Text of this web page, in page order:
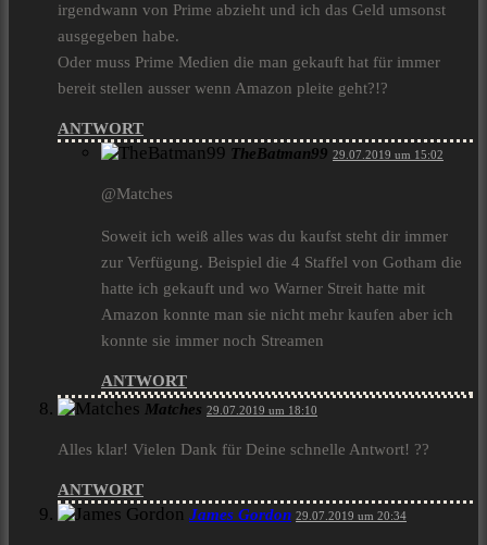
irgendwann von Prime abzieht und ich das Geld umsonst
ausgegeben habe.
Oder muss Prime Medien die man gekauft hat für immer
bereit stellen ausser wenn Amazon pleite geht?!?
ANTWORT
TheBatman99 29.07.2019 um 15:02
@Matches
Soweit ich weiß alles was du kaufst steht dir immer
zur Verfügung. Beispiel die 4 Staffel von Gotham die
hatte ich gekauft und wo Warner Streit hatte mit
Amazon konnte man sie nicht mehr kaufen aber ich
konnte sie immer noch Streamen
ANTWORT
Matches 29.07.2019 um 18:10
Alles klar! Vielen Dank für Deine schnelle Antwort! ??
ANTWORT
James Gordon 29.07.2019 um 20:34